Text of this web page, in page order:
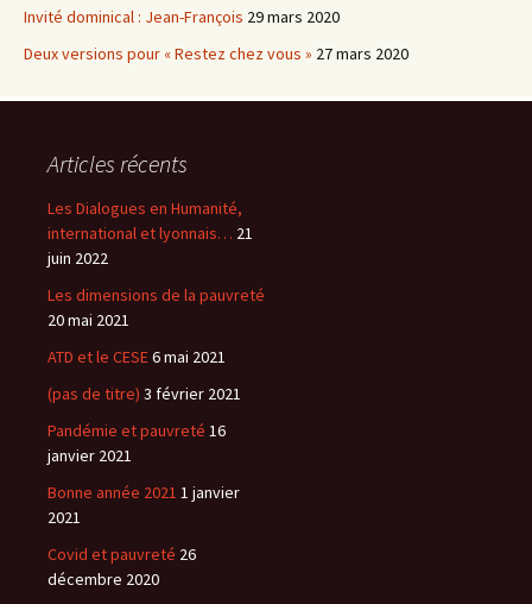
Invité dominical : Jean-François 29 mars 2020
Deux versions pour « Restez chez vous » 27 mars 2020
Articles récents
Les Dialogues en Humanité,
international et lyonnais… 21
juin 2022
Les dimensions de la pauvreté
20 mai 2021
ATD et le CESE6 mai 2021
(pas de titre) 3 février 2021
Pandémie et pauvreté 16
janvier 2021
Bonne année 2021 1 janvier
2021
Covid et pauvreté 26
décembre 2020